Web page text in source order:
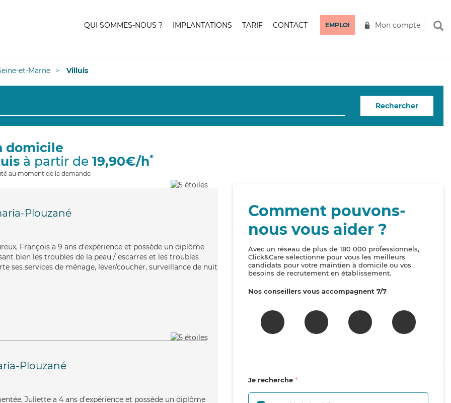
QUI SOMMES-NOUS ? IMPLANTATIONS TARIF CONTACT EMPLOI Mon compte
et-Marne Villuis
Rechercher
domicile
à partir de 19,90€/h*
au moment de la demande
Plouzané
François a 9 ans d'expérience et possède un diplôme
bien les troubles de la peau / escarres et les troubles
ses services de ménage, lever/coucher, surveillance de nuit
Plouzané
Juliette a 4 ans d'expérience et possède un diplôme
Comment pouvons-
nous vous aider ?
Avec un réseau de plus de 180 000 professionnels,
Click&Care sélectionne pour vous les meilleurs
candidats pour votre maintien à domicile ou vos
besoins de recrutement en établissement.
Nos conseillers vous accompagnent 7/7
Je recherche